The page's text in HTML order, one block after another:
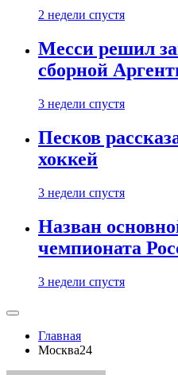
2 недели спустя
Месси решил
сборной
3 недели спустя
Песков
хоккей
3 недели спустя
Назван
чемпионата
3 недели спустя
Главная
Москва24